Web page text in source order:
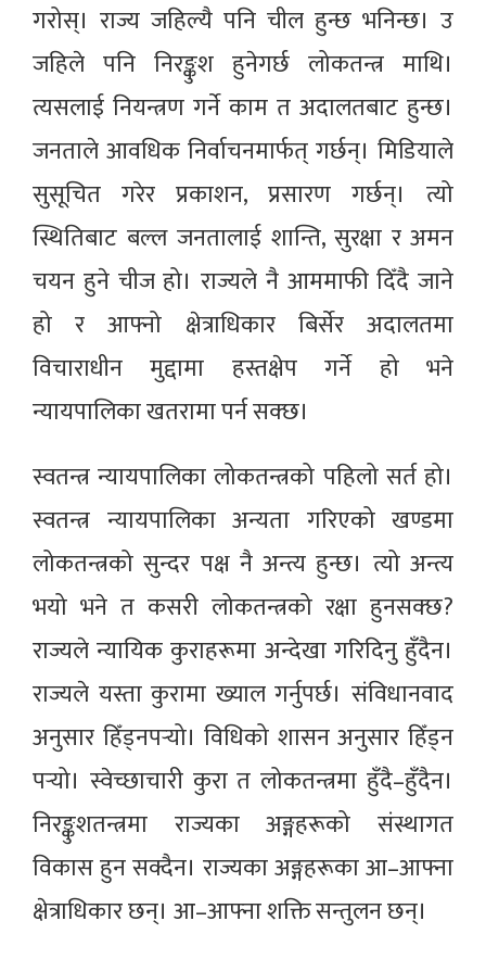
गरोस्। राज्य जहिल्यै पनि चील हुन्छ भनिन्छ। उ
जहिले पनि निरङ्कुश हुनेगर्छ लोकतन्त्र माथि।
त्यसलाई नियन्त्रण गर्ने काम त अदालतबाट हुन्छ।
जनताले आवधिक निर्वाचनमार्फत् गर्छन्। मिडियाले
सुसूचित गरेर प्रकाशन, प्रसारण गर्छन्। त्यो
स्थितिबाट बल्ल जनतालाई शान्ति, सुरक्षा र अमन
चयन हुने चीज हो। राज्यले नै आममाफी दिँदै जाने
हो र आफ्नो क्षेत्राधिकार बिर्सेर अदालतमा
विचाराधीन मुद्दामा हस्तक्षेप गर्ने हो भने
न्यायपालिका खतरामा पर्न सक्छ।
स्वतन्त्र न्यायपालिका लोकतन्त्रको पहिलो सर्त हो।
स्वतन्त्र न्यायपालिका अन्यता गरिएको खण्डमा
लोकतन्त्रको सुन्दर पक्ष नै अन्त्य हुन्छ। त्यो अन्त्य
भयो भने त कसरी लोकतन्त्रको रक्षा हुनसक्छ?
राज्यले न्यायिक कुराहरूमा अन्देखा गरिदिनु हुँदैन।
राज्यले यस्ता कुरामा ख्याल गर्नुपर्छ। संविधानवाद
अनुसार हिँड्नपर्‍यो। विधिको शासन अनुसार हिँड्न
पर्‍यो। स्वेच्छाचारी कुरा त लोकतन्त्रमा हुँदै–हुँदैन।
निरङ्कुशतन्त्रमा राज्यका अङ्गहरूको संस्थागत
विकास हुन सक्दैन। राज्यका अङ्गहरूका आ–आफ्ना
क्षेत्राधिकार छन्। आ–आफ्ना शक्ति सन्तुलन छन्।